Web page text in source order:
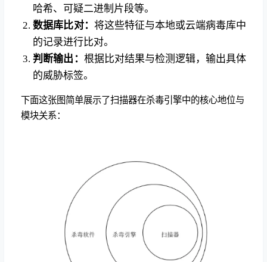
哈希、可疑二进制片段等。
数据库比对： 将这些特征与本地或云端病毒库中
的记录进行比对。
判断输出： 根据比对结果与检测逻辑，输出具体
的威胁标签。
下面这张图简单展示了扫描器在杀毒引擎中的核心地位与
模块关系：